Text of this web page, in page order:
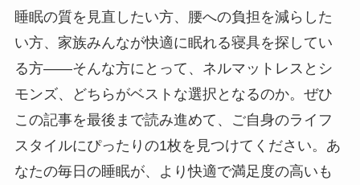
睡眠の質を見直したい方、腰への負担を減らした
い方、家族みんなが快適に眠れる寝具を探してい
る方——そんな方にとって、ネルマットレスとシ
モンズ、どちらがベストな選択となるのか。ぜひ
この記事を最後まで読み進めて、ご自身のライフ
スタイルにぴったりの1枚を見つけてください。あ
なたの毎日の睡眠が、より快適で満足度の高いも